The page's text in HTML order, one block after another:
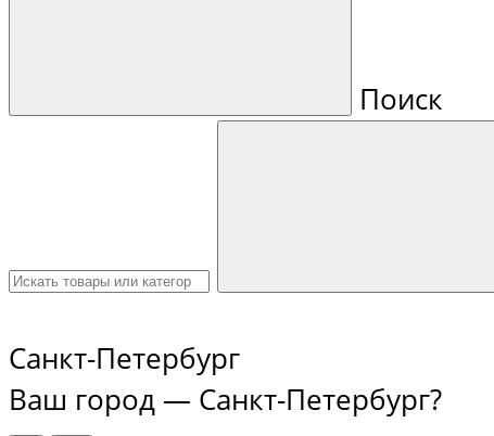
Поиск
Санкт-Петербург
Ваш город — Санкт-Петербург?